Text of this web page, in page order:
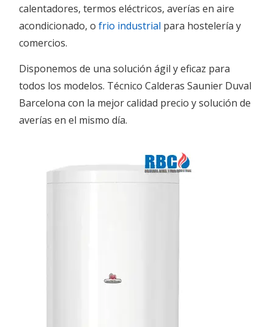
calentadores, termos eléctricos, averías en aire
acondicionado, o frio industrial para hostelería y
comercios.
Disponemos de una solución ágil y eficaz para
todos los modelos. Técnico Calderas Saunier Duval
Barcelona con la mejor calidad precio y solución de
averías en el mismo día.